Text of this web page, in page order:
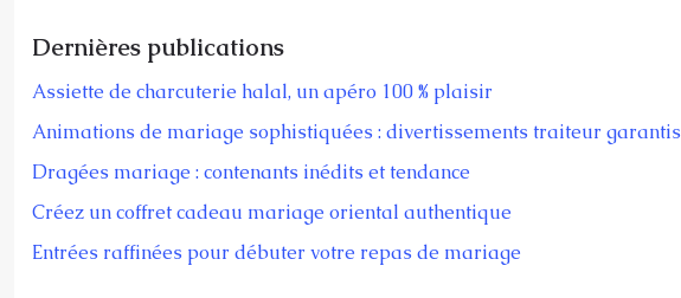
Dernières publications
Assiette de charcuterie halal, un apéro 100 % plaisir
Animations de mariage sophistiquées : divertissements traiteur garantis
Dragées mariage : contenants inédits et tendance
Créez un coffret cadeau mariage oriental authentique
Entrées raffinées pour débuter votre repas de mariage